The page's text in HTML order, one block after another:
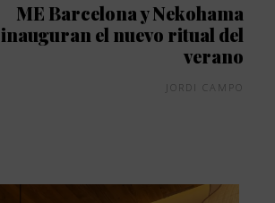
ME Barcelona y Nekohama
inauguran el nuevo ritual del
verano
JORDI CAMPO